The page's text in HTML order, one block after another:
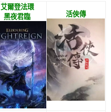
艾爾登法環
黑夜君臨
活俠傳